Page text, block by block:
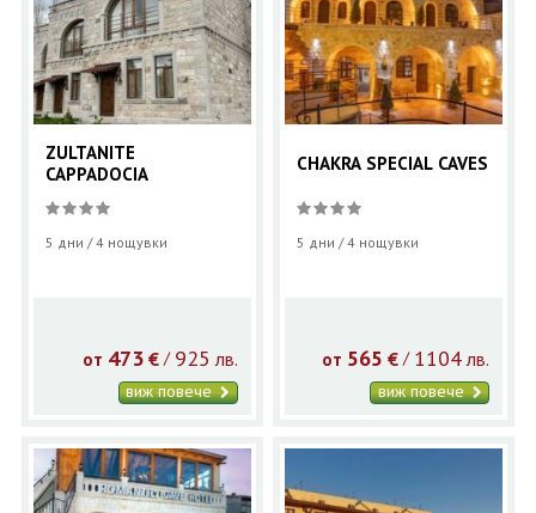
ZULTANITE
CAPPADOCIA
5 дни / 4 нощувки
от 473 €/ 925 лв.
виж повече
CHAKRA SPECIAL CAVES
5 дни / 4 нощувки
от 565 € / 1104 лв.
виж повече